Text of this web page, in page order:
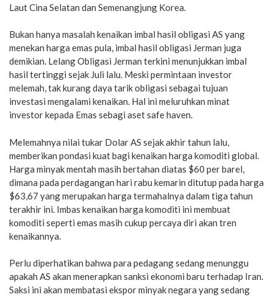
Laut Cina Selatan dan Semenangjung Korea.
Bukan hanya masalah kenaikan imbal hasil obligasi AS yang
menekan harga emas pula, imbal hasil obligasi Jerman juga
demikian. Lelang Obligasi Jerman terkini menunjukkan imbal
hasil tertinggi sejak Juli lalu. Meski permintaan investor
melemah, tak kurang daya tarik obligasi sebagai tujuan
investasi mengalami kenaikan. Hal ini meluruhkan minat
investor kepada Emas sebagi aset safe haven.
Melemahnya nilai tukar Dolar AS sejak akhir tahun lalu,
memberikan pondasi kuat bagi kenaikan harga komoditi global.
Harga minyak mentah masih bertahan diatas $60 per barel,
dimana pada perdagangan hari rabu kemarin ditutup pada harga
$63,67 yang merupakan harga termahalnya dalam tiga tahun
terakhir ini. Imbas kenaikan harga komoditi ini membuat
komoditi seperti emas masih cukup percaya diri akan tren
kenaikannya.
Perlu diperhatikan bahwa para pedagang sedang menunggu
apakah AS akan menerapkan sanksi ekonomi baru terhadap Iran.
Saksi ini akan membatasi ekspor minyak negara yang sedang